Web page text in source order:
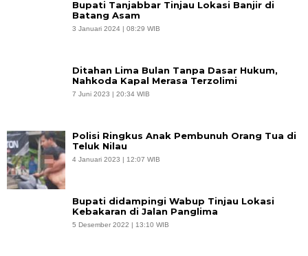
Bupati Tanjabbar Tinjau Lokasi Banjir di
Batang Asam
3 Januari 2024 | 08:29 WIB
Ditahan Lima Bulan Tanpa Dasar Hukum,
Nahkoda Kapal Merasa Terzolimi
7 Juni 2023 | 20:34 WIB
Polisi Ringkus Anak Pembunuh Orang Tua di
Teluk Nilau
4 Januari 2023 | 12:07 WIB
Bupati didampingi Wabup Tinjau Lokasi
Kebakaran di Jalan Panglima
5 Desember 2022 | 13:10 WIB